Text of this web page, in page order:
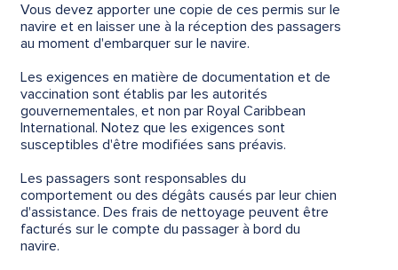
Vous devez apporter une copie de ces permis sur le
navire et en laisser une à la réception des passagers
au moment d'embarquer sur le navire.
Les exigences en matière de documentation et de
vaccination sont établis par les autorités
gouvernementales, et non par Royal Caribbean
International. Notez que les exigences sont
susceptibles d'être modifiées sans préavis.
Les passagers sont responsables du
comportement ou des dégâts causés par leur chien
d'assistance. Des frais de nettoyage peuvent être
facturés sur le compte du passager à bord du
navire.